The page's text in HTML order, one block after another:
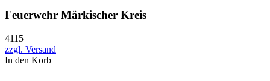
Feuerwehr Märkischer Kreis
4115
zzgl. Versand
In den Korb